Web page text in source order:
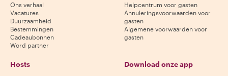
Ons verhaal
Vacatures
Duurzaamheid
Bestemmingen
Cadeaubonnen
Word partner
Helpcentrum voor gasten
Annuleringsvoorwaarden voor
gasten
Algemene voorwaarden voor
gasten
Hosts Download onze app